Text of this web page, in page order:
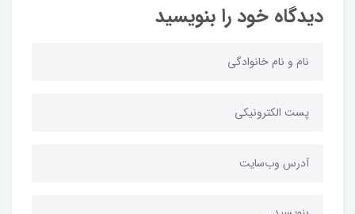
دیدگاه خود را بنویسید